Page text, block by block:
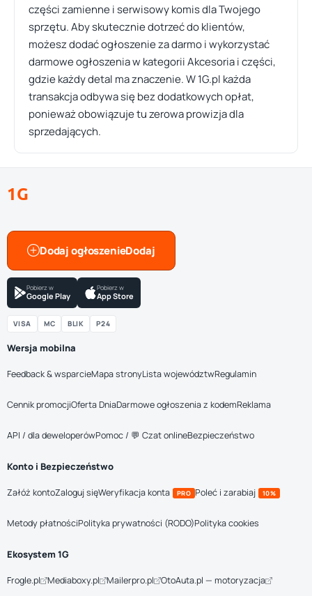
części zamienne i serwisowy komis dla Twojego
sprzętu. Aby skutecznie dotrzeć do klientów,
możesz dodać ogłoszenie za darmo i wykorzystać
darmowe ogłoszenia w kategorii Akcesoria i części,
gdzie każdy detal ma znaczenie. W 1G.pl każda
transakcja odbywa się bez dodatkowych opłat,
ponieważ obowiązuje tu zerowa prowizja dla
sprzedających.
1G
Dodaj ogłoszenie
Pobierz w
Google Play
Pobierz w
App Store
VISA MC BLIK P24
Wersja mobilna
Feedback & wsparcieMapa stronyLista województwRegulamin
Cennik promocjiOferta DniaDarmowe ogłoszenia z kodemReklama
API / dla deweloperówPomoc / 💬 Czat onlineBezpieczeństwo
Konto i Bezpieczeństwo
Załóż kontoZaloguj sięWeryfikacja konta PRO Poleć i zarabiaj 10%
Metody płatnościPolityka prywatności (RODO)Polityka cookies
Ekosystem 1G
Frogle.pl Mediaboxy.pl Mailerpro.pl OtoAuta.pl — motoryzacja